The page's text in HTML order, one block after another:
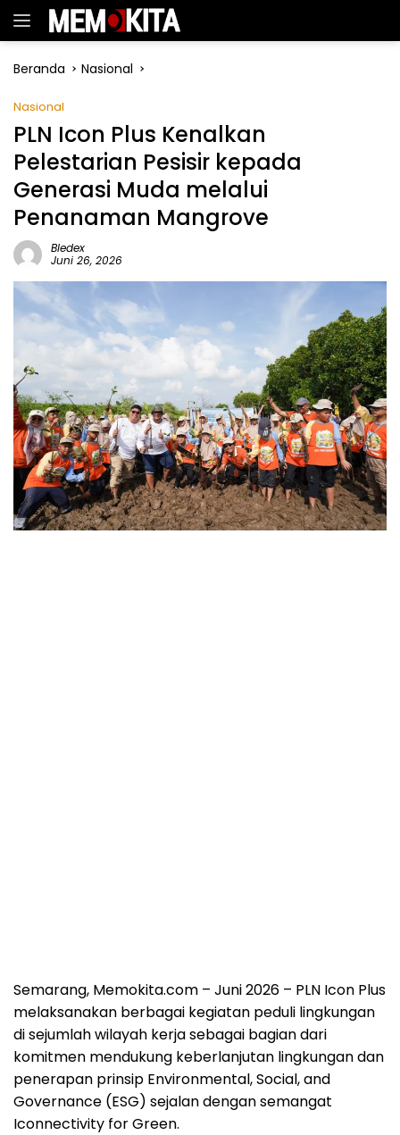
Langsung
Beranda
Nasional
Nasional
PLN Icon Plus Kenalkan
Pelestarian Pesisir kepada
Generasi Muda melalui
Penanaman Mangrove
Bledex
Juni 26, 2026
Semarang, Memokita.com – Juni 2026 – PLN Icon Plus
melaksanakan berbagai kegiatan peduli lingkungan
di sejumlah wilayah kerja sebagai bagian dari
komitmen mendukung keberlanjutan lingkungan dan
penerapan prinsip Environmental, Social, and
Governance (ESG) sejalan dengan semangat
Iconnectivity for Green.